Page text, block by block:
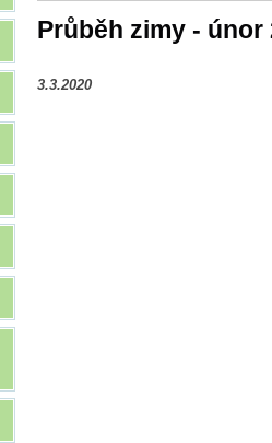
Průběh zimy -
3.3.2020